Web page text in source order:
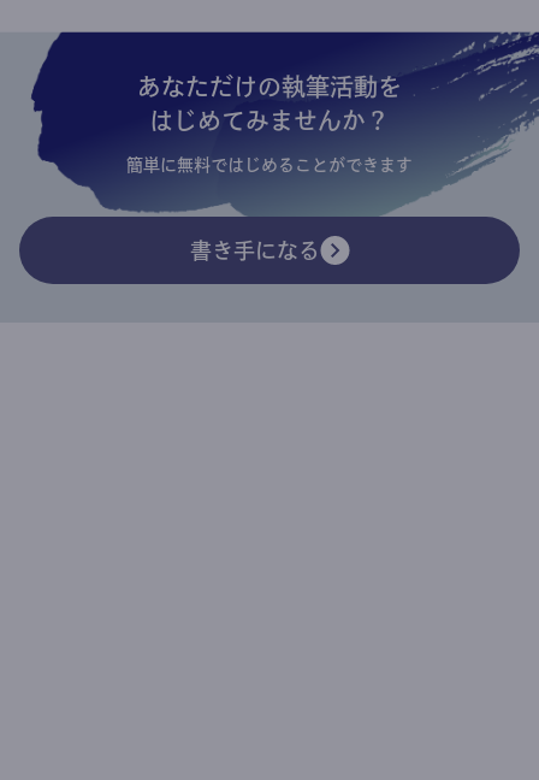
あなただけの執筆活動を
はじめてみませんか？
簡単に無料ではじめることができます
書き手になる